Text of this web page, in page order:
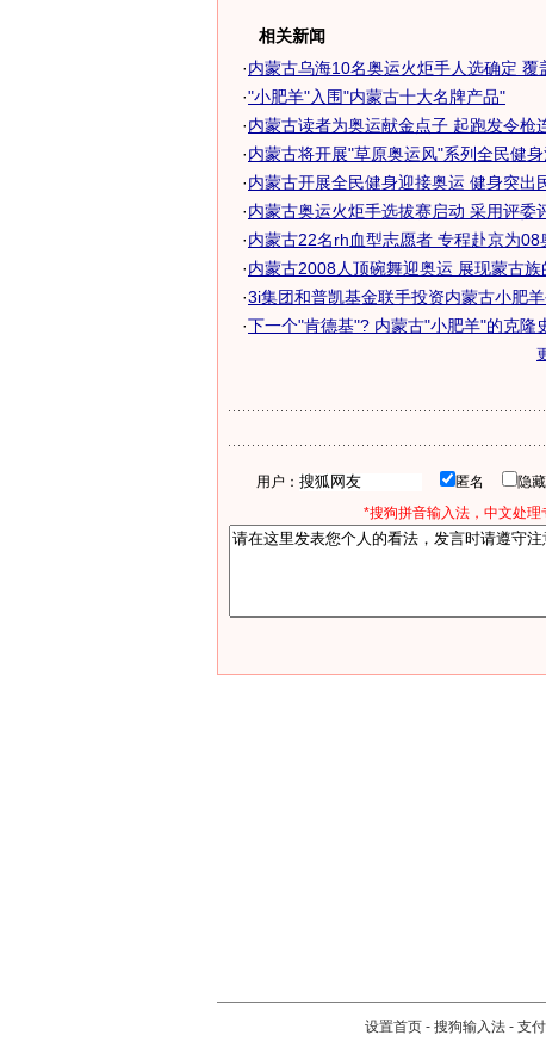
相关新闻
·内蒙古乌海10名奥运火炬手人选确定 覆
·"小肥羊"入围"内蒙古十大名牌产品"
·内蒙古读者为奥运献金点子 起跑发令枪
·内蒙古将开展"草原奥运风"系列全民健
·内蒙古开展全民健身迎接奥运 健身突出
·内蒙古奥运火炬手选拔赛启动 采用评委
·内蒙古22名rh血型志愿者 专程赴京为08
·内蒙古2008人顶碗舞迎奥运 展现蒙古族
·3i集团和普凯基金联手投资内蒙古小肥羊
·下一个"肯德基"? 内蒙古"小肥羊"的克隆
用户： 匿名 隐
*搜狗拼音输入法，中文处理
设置首页 - 搜狗输入法 - 支